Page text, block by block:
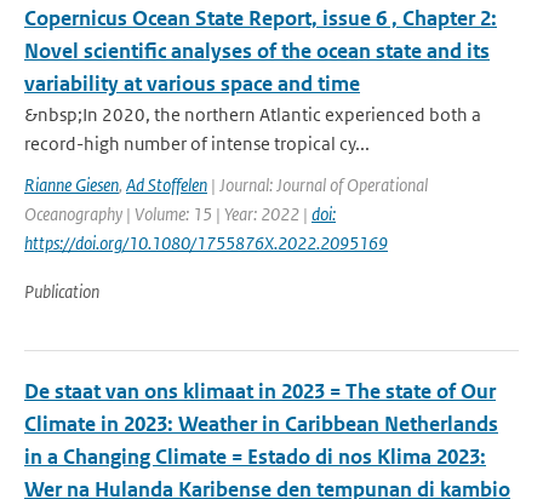
Copernicus Ocean State Report, issue 6 , Chapter 2:
Novel scientific analyses of the ocean state and its
variability at various space and time
&nbsp;In 2020, the northern Atlantic experienced both a
record-high number of intense tropical cy...
Rianne Giesen, Ad Stoffelen | Journal: Journal of Operational
Oceanography | Volume: 15 | Year: 2022 | doi:
https://doi.org/10.1080/1755876X.2022.2095169
Publication
De staat van ons klimaat in 2023 = The state of Our
Climate in 2023: Weather in Caribbean Netherlands
in a Changing Climate = Estado di nos Klima 2023:
Wer na Hulanda Karibense den tempunan di kambio